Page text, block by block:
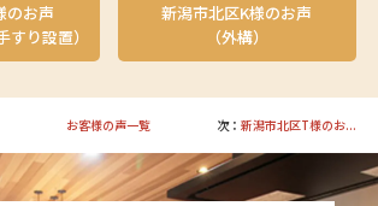
のお声
すり設置）
新潟市北区K様のお声
（外構）
お客様の声一覧 次：新潟市北区T様のお...